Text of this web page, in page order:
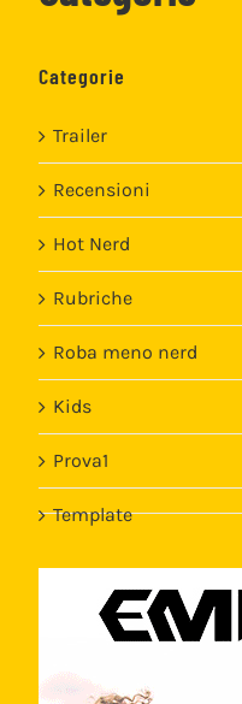
Categorie
Trailer
Recensioni
Hot Nerd
Rubriche
Roba meno nerd
Kids
Prova1
Template